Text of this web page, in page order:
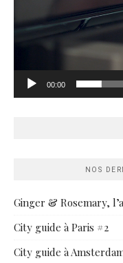
00:00
NOS
Ginger & Rosemary,
City guide à Paris #2
City guide à